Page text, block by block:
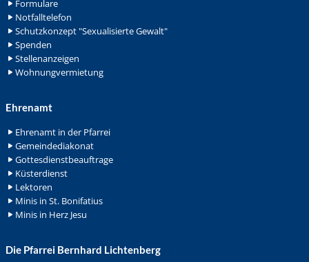
Formulare
Notfalltelefon
Schutzkonzept "Sexualisierte Gewalt"
Spenden
Stellenanzeigen
Wohnungvermietung
Ehrenamt
Ehrenamt in der Pfarrei
Gemeindediakonat
Gottesdienstbeauftrage
Küsterdienst
Lektoren
Minis in St. Bonifatius
Minis in Herz Jesu
Die Pfarrei Bernhard Lichtenberg